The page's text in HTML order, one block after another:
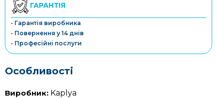
ГАРАНТІЯ
- Гарантія виробника
- Повернення у 14 днів
- Професійні послуги
Особливості
Виробник: Kaplya